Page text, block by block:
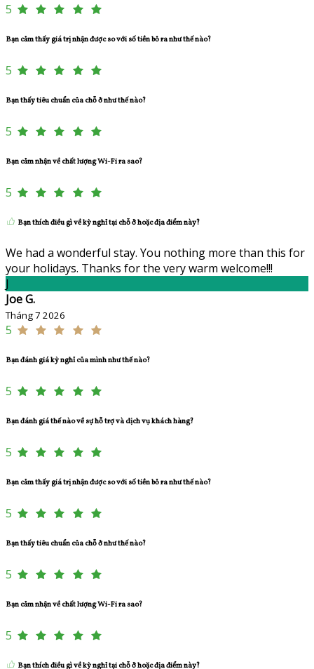
5
Bạn cảm thấy giá trị nhận được so với số tiền bỏ ra như thế nào?
5
Bạn thấy tiêu chuẩn của chỗ ở như thế nào?
5
Bạn cảm nhận về chất lượng Wi-Fi ra sao?
5
Bạn thích điều gì về kỳ nghỉ tại chỗ ở hoặc địa điểm này?
We had a wonderful stay. You nothing more than this for
your holidays. Thanks for the very warm welcome!!!
J
Joe G.
Tháng 7 2026
5
Bạn đánh giá kỳ nghỉ của mình như thế nào?
5
Bạn đánh giá thế nào về sự hỗ trợ và dịch vụ khách hàng?
5
Bạn cảm thấy giá trị nhận được so với số tiền bỏ ra như thế nào?
5
Bạn thấy tiêu chuẩn của chỗ ở như thế nào?
5
Bạn cảm nhận về chất lượng Wi-Fi ra sao?
5
Bạn thích điều gì về kỳ nghỉ tại chỗ ở hoặc địa điểm này?